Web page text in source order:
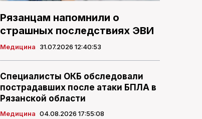
Рязанцам напомнили о
страшных последствиях ЭВИ
Медицина 31.07.2026 12:40:53
Специалисты ОКБ обследовали
пострадавших после атаки БПЛА в
Рязанской области
Медицина 04.08.2026 17:55:08